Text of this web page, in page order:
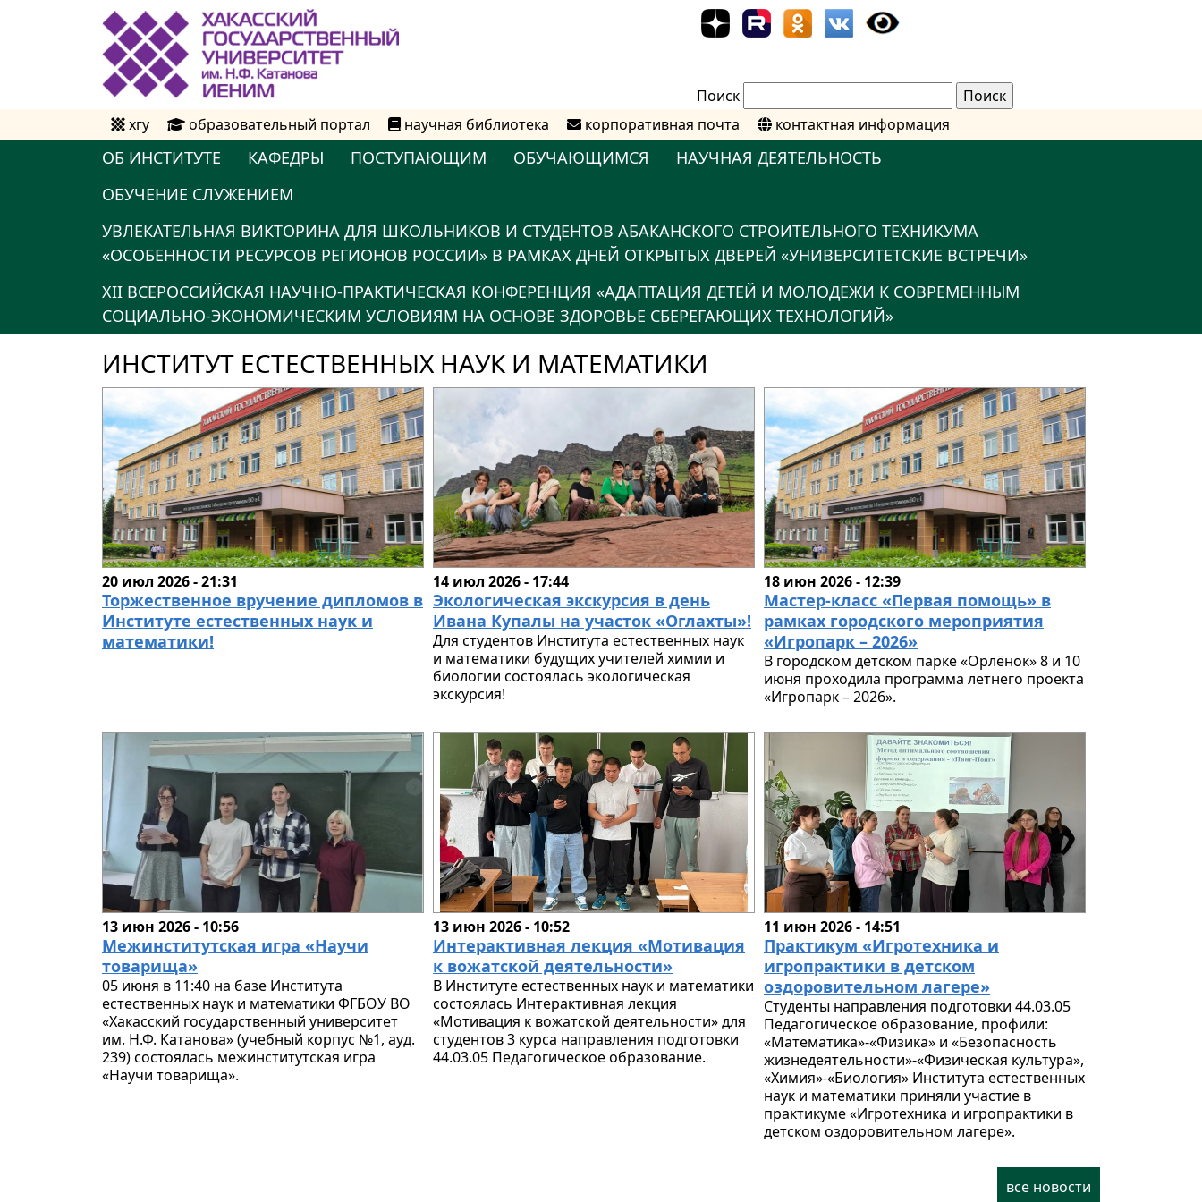
Поиск
хгу
образовательный портал научная библиотека корпоративная почта контактная информация
ОБ ИНСТИТУТЕ КАФЕДРЫ ПОСТУПАЮЩИМ ОБУЧАЮЩИМСЯ
НАУЧНАЯ ДЕЯТЕЛЬНОСТЬ
ОБУЧЕНИЕ СЛУЖЕНИЕМ
УВЛЕКАТЕЛЬНАЯ ВИКТОРИНА ДЛЯ ШКОЛЬНИКОВ И СТУДЕНТОВ АБАКАНСКОГО СТРОИТЕЛЬНОГО ТЕХНИКУМА
«ОСОБЕННОСТИ РЕСУРСОВ РЕГИОНОВ РОССИИ» В РАМКАХ ДНЕЙ ОТКРЫТЫХ ДВЕРЕЙ «УНИВЕРСИТЕТСКИЕ ВСТРЕЧИ»
XII ВСЕРОССИЙСКАЯ НАУЧНО-ПРАКТИЧЕСКАЯ КОНФЕРЕНЦИЯ «АДАПТАЦИЯ ДЕТЕЙ И МОЛОДЁЖИ К СОВРЕМЕННЫМ
СОЦИАЛЬНО-ЭКОНОМИЧЕСКИМ УСЛОВИЯМ НА ОСНОВЕ ЗДОРОВЬЕ СБЕРЕГАЮЩИХ ТЕХНОЛОГИЙ»
ИНСТИТУТ ЕСТЕСТВЕННЫХ НАУК И МАТЕМАТИКИ
20 июл 2026 - 21:31
Торжественное вручение дипломов в
Институте естественных наук и
математики!
14 июл 2026 - 17:44
Экологическая экскурсия в день
Ивана Купалы на участок «Оглахты»!
Для студентов Института естественных наук
и математики будущих учителей химии и
биологии состоялась экологическая
экскурсия!
18 июн 2026 - 12:39
Мастер-класс «Первая помощь» в
рамках городского мероприятия
«Игропарк – 2026»
В городском детском парке «Орлёнок» 8 и 10
июня проходила программа летнего проекта
«Игропарк – 2026».
13 июн 2026 - 10:56
Межинститутская игра «Научи
товарища»
05 июня в 11:40 на базе Института
естественных наук и математики ФГБОУ ВО
«Хакасский государственный университет
им. Н.Ф. Катанова» (учебный корпус №1, ауд.
239) состоялась межинститутская игра
«Научи товарища».
13 июн 2026 - 10:52
Интерактивная лекция «Мотивация
к вожатской деятельности»
В Институте естественных наук и математики
состоялась Интерактивная лекция
«Мотивация к вожатской деятельности» для
студентов 3 курса направления подготовки
44.03.05 Педагогическое образование.
11 июн 2026 - 14:51
Практикум «Игротехника и
игропрактики в детском
оздоровительном лагере»
Студенты направления подготовки 44.03.05
Педагогическое образование, профили:
«Математика»-«Физика» и «Безопасность
жизнедеятельности»-«Физическая культура»,
«Химия»-«Биология» Института естественных
наук и математики приняли участие в
практикуме «Игротехника и игропрактики в
детском оздоровительном лагере».
все новости